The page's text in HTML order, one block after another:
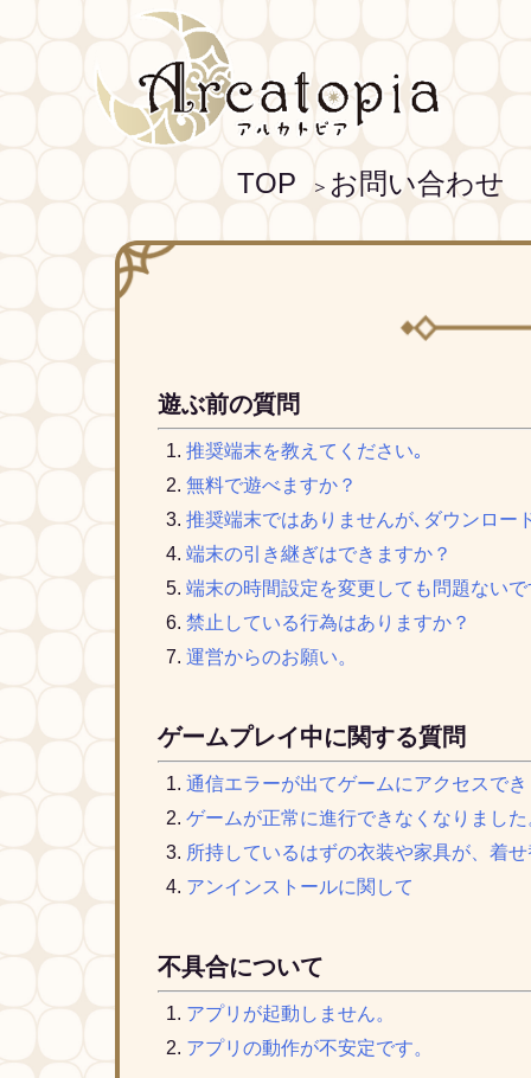
TOP ＞ お問い合わせ
遊ぶ前の質問
推奨端末を教えてください｡
無料で遊べますか？
推奨端末ではありませんが､ダウンロー
端末の引き継ぎはできますか？
端末の時間設定を変更しても問題ない
禁止している行為はありますか？
運営からのお願い。
ゲームプレイ中に関する質問
通信エラーが出てゲームにアクセスで
ゲームが正常に進行できなくなりました
所持しているはずの衣装や家具が、着
アンインストールに関して
不具合について
アプリが起動しません。
アプリの動作が不安定です。